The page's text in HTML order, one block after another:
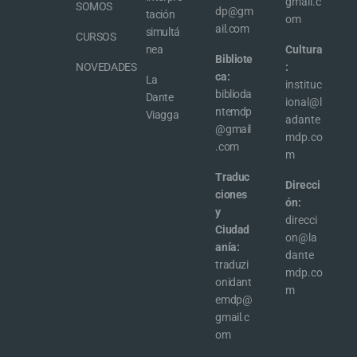
SOMOS
CURSOS
NOVEDADES
tación
simultá
nea
La
Dante
Viagga
dp@gm
ail.com
Bibliote
ca:
biblioda
ntemdp
@gmail
.com
Traduc
ciones
y
Ciudad
anía:
traduzi
onidant
emdp@
gmail.c
om
om
Cultura
:
instituc
ional@l
adante
mdp.co
m
Direcci
ón:
direcci
on@la
dante
mdp.co
m